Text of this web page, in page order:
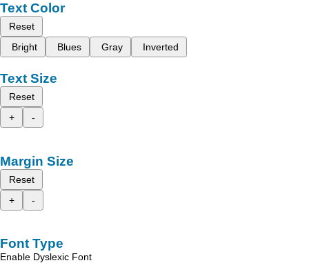
Text Color
Reset
Bright
Blues Gray Inverted
Text Size
Reset
+
-
Margin Size
Reset
+
-
Font Type
Enable Dyslexic Font